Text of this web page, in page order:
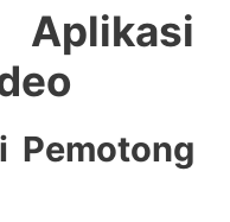
Pemotong